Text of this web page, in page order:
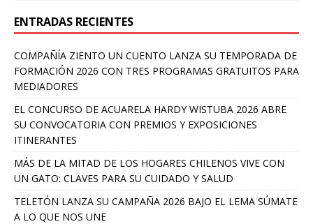
ENTRADAS RECIENTES
COMPAÑÍA ZIENTO UN CUENTO LANZA SU TEMPORADA DE
FORMACIÓN 2026 CON TRES PROGRAMAS GRATUITOS PARA
MEDIADORES
EL CONCURSO DE ACUARELA HARDY WISTUBA 2026 ABRE
SU CONVOCATORIA CON PREMIOS Y EXPOSICIONES
ITINERANTES
MÁS DE LA MITAD DE LOS HOGARES CHILENOS VIVE CON
UN GATO: CLAVES PARA SU CUIDADO Y SALUD
TELETÓN LANZA SU CAMPAÑA 2026 BAJO EL LEMA SÚMATE
A LO QUE NOS UNE